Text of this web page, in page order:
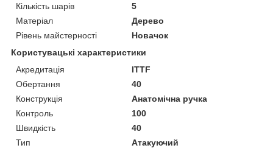
Кількість шарів
5
Матеріал
Дерево
Рівень майстерності
Новачок
Користувацькі характеристики
Акредитація
ITTF
Обертання
40
Конструкція
Анатомічна ручка
Контроль
100
Швидкість
40
Тип
Атакуючий